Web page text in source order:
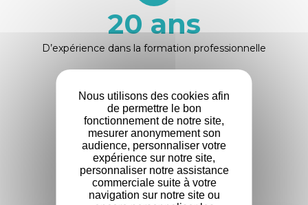
20ans
D’expérience dans la formation professionnelle
+500
Entreprises
partenaires
Nous utilisons des cookies afin
de permettre le bon
fonctionnement de notre site,
mesurer anonymement son
audience, personnaliser votre
expérience sur notre site,
personnaliser notre assistance
commerciale suite à votre
navigation sur notre site ou